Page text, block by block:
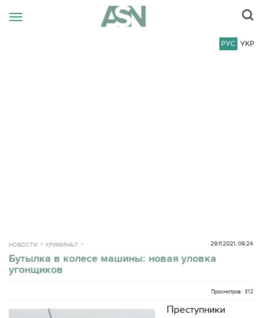
РУС УКР
НОВОСТИ КРИМИНАЛ 29.11.2021, 09:24
Бутылка в колесе машины: новая уловка
угонщиков
Просмотров: 312
Преступники